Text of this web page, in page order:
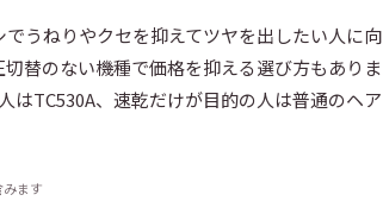
うねりやクセを抑えてツヤを出したい人に向
替のない機種で価格を抑える選び方もありま
はTC530A、速乾だけが目的の人は普通のヘア
ます